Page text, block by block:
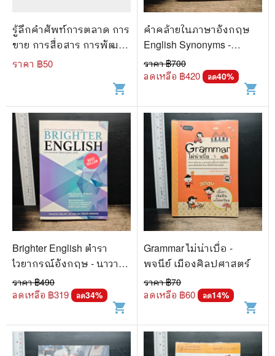
รู้ลึกคำศัพท์การตลาด การ
ขาย การสื่อสาร การพัฒนา
ธุรกิจ - สุรีรัตน์ ทองอินทร์
ราคา ฿50
shopping_cart
คำคล้ายในภาษาอังกฤษ
English Synonyms -
ร.ท.นิพนธ์ กาบสลับพล
ราคา ฿700
ลดเหลือ ฿420 ลด40%
shopping_cart
Brighter English ตำรา
ไวยากรณ์อังกฤษ - นาวา
อากาศเอก (พิเศษ) บุญ
ทรง สุวัตถี
ราคา ฿490
ลดเหลือ ฿319 ลด34%
shopping_cart
Grammar ไม่น่าเบื่อ -
พจนีย์ เมืองศิลปศาสตร์
ราคา ฿70
ลดเหลือ ฿60 ลด14%
shopping_cart